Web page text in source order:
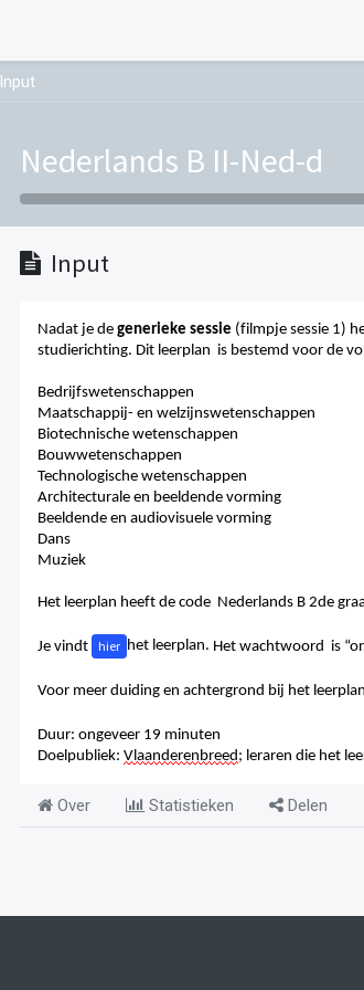
Input
Nederlands B II-Ned-d
Input
Nadat je de generieke sessie (filmpje sessie 1)
studierichting. Dit leerplan is bestemd voor de
Bedrijfswetenschappen
Maatschappij- en welzijnswetenschappen
Biotechnische wetenschappen
Bouwwetenschappen
Technologische wetenschappen
Architecturale en beeldende vorming
Beeldende en audiovisuele vorming
Dans
Muziek
Het leerplan heeft de code Nederlands B 2de
Je vindt hier het leerplan. Het wachtwoord is
Voor meer duiding en achtergrond bij het
Duur: ongeveer 19 minuten
Doelpubliek: Vlaanderenbreed ; leraren die het
Over Statistieken Delen